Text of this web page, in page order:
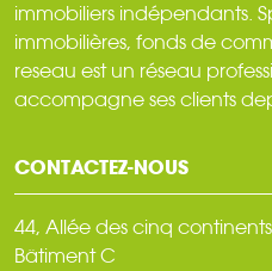
immobiliers indépendants.
immobilières, fonds de
reseau est un réseau
accompagne ses clients
CONTACTEZ-NOUS
44, Allée des cinq continents
Bâtiment C